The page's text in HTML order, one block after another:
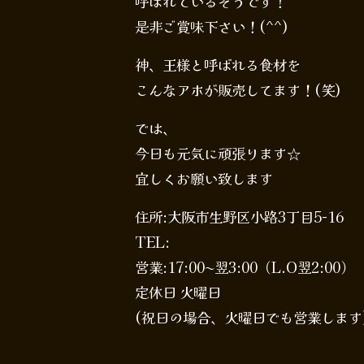
是非ご賞味下さい！(^^)
神、王様と呼ばれる食材を
こんなアホが販売してます！(笑)
では、
今日も元気に頑張ります☆
宜しくお願い致します
住所:大阪市生野区小路3丁目5-16
TEL:
営業:17:00〜翌3:00（L.O翌2:00）
定休日 火曜日
(祝日の場合、火曜日でも営業しま